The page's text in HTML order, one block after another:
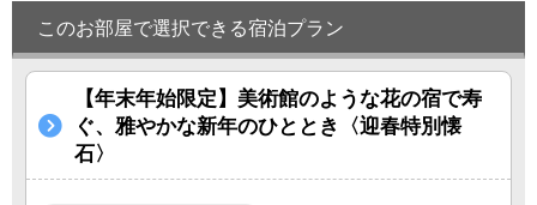
このお部屋で選択できる宿泊プラン
【年末年始限定】美術館のような花の宿で寿
ぐ、雅やかな新年のひととき〈迎春特別懐
石〉